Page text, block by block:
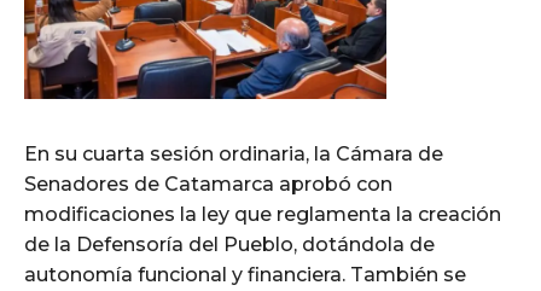
En su cuarta sesión ordinaria, la Cámara de
Senadores de Catamarca aprobó con
modificaciones la ley que reglamenta la creación
de la Defensoría del Pueblo, dotándola de
autonomía funcional y financiera. También se